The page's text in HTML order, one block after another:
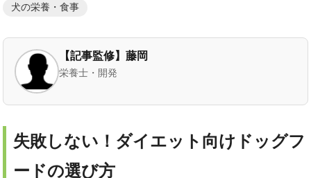
犬の栄養・食事
【記事監修】藤岡
栄養士・開発
失敗しない！ダイエット向けドッグフ
ードの選び方